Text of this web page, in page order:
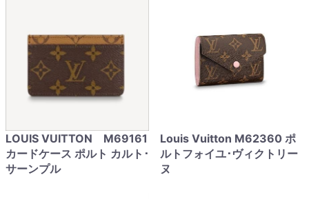
LOUIS VUITTON M69161
カードケース ポルト カルト･
サーンプル
Louis Vuitton M62360 ポ
ルトフォイユ･ヴィクトリー
ヌ